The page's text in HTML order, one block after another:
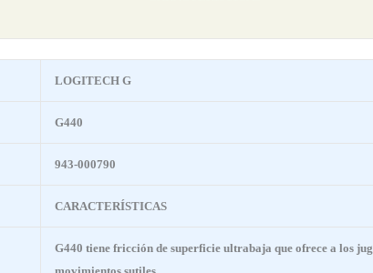
LOGITECH G
G440
943-000790
CARACTERÍSTICAS
G440 tiene fricción de superficie ultrabaja que ofrece a los